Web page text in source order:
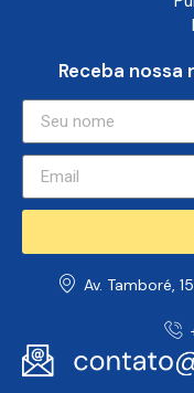
Receba
Av. Tamboré,